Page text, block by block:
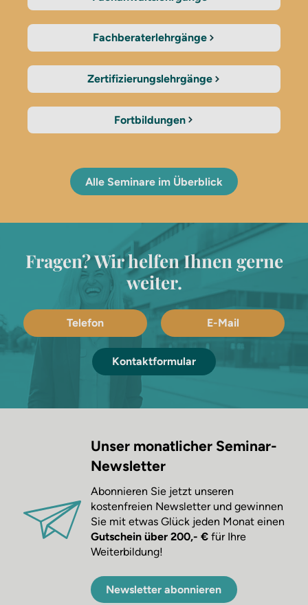
Fachberaterlehrgänge
Zertifizierungslehrgänge
Fortbildungen
Alle Seminare im Überblick
Fragen? Wir helfen Ihnen gerne
weiter.
Telefon E-Mail
Kontaktformular
Unser monatlicher Seminar-
Newsletter
Abonnieren Sie jetzt unseren
kostenfreien Newsletter und gewinnen
Sie mit etwas Glück jeden Monat einen
Gutschein über 200,- € für Ihre
Weiterbildung!
Newsletter abonnieren